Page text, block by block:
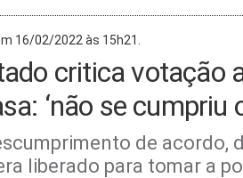
16/02/2022 às 15h21.
critica votação
‘não se cumpriu
de acordo,
liberado para tomar a